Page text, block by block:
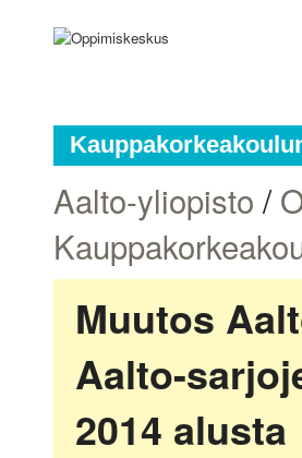
Aalto-yliopisto /
Muutos
Aalto-
2014 alusta